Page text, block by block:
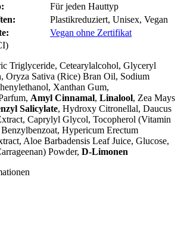
Für jeden Hauttyp
Plastikreduziert, Unisex, Vegan
Vegan ohne Zertifikat
Triglyceride, Cetearylalcohol, Glyceryl
Oryza Sativa (Rice) Bran Oil, Sodium
Xanthan Gum,
Amyl Cinnamal, Linalool, Zea Mays
Salicylate, Hydroxy Citronellal, Daucus
Caprylyl Glycol, Tocopherol (Vitamin
Hypericum Erectum
Aloe Barbadensis Leaf Juice, Glucose,
Powder, D-Limonen